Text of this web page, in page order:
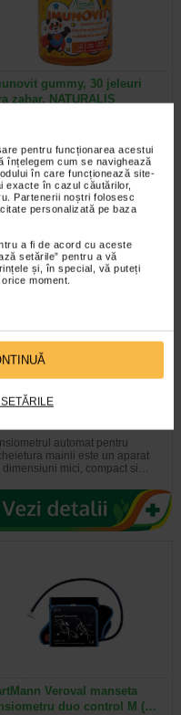
pentru funcționarea acestui
înțelegem cum se navighează
în care funcționează site-
exacte în cazul căutărilor,
Partenerii noștri folosesc
personalizată pe baza
a fi de acord cu aceste
setările” pentru a vă
și, în special, vă puteți
moment.
gummy, 30 jeleuri
zahar, NATURALIS
sub forma de jeleuri, fara
creat special pentru a…
DB-23
automat pentru
mainii este un aparat
dimensiuni mici, compact si…
Veroval manseta
duo control M (…